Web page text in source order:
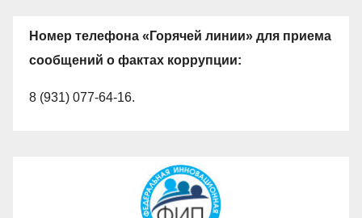
Номер телефона «Горячей линии» для приема
сообщений о фактах коррупции:
8 (931) 077-64-16.